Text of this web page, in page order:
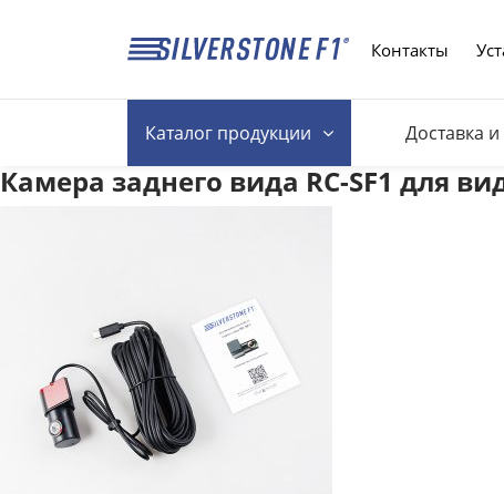
Контакты
Каталогпродукции Доставка
Камера заднего вида RC-SF1 для